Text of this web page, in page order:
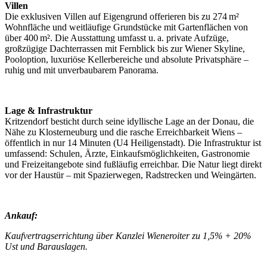
Villen
Die exklusiven Villen auf Eigengrund offerieren bis zu 274 m²
Wohnfläche und weitläufige Grundstücke mit Gartenflächen von
über 400 m². Die Ausstattung umfasst u. a. private Aufzüge,
großzügige Dachterrassen mit Fernblick bis zur Wiener Skyline,
Pooloption, luxuriöse Kellerbereiche und absolute Privatsphäre –
ruhig und mit unverbaubarem Panorama.
Lage & Infrastruktur
Kritzendorf besticht durch seine idyllische Lage an der Donau, die
Nähe zu Klosterneuburg und die rasche Erreichbarkeit Wiens –
öffentlich in nur 14 Minuten (U4 Heiligenstadt). Die Infrastruktur ist
umfassend: Schulen, Ärzte, Einkaufsmöglichkeiten, Gastronomie
und Freizeitangebote sind fußläufig erreichbar. Die Natur liegt direkt
vor der Haustür – mit Spazierwegen, Radstrecken und Weingärten.
Ankauf:
Kaufvertragserrichtung über Kanzlei Wieneroiter zu 1,5% + 20%
Ust und Barauslagen.